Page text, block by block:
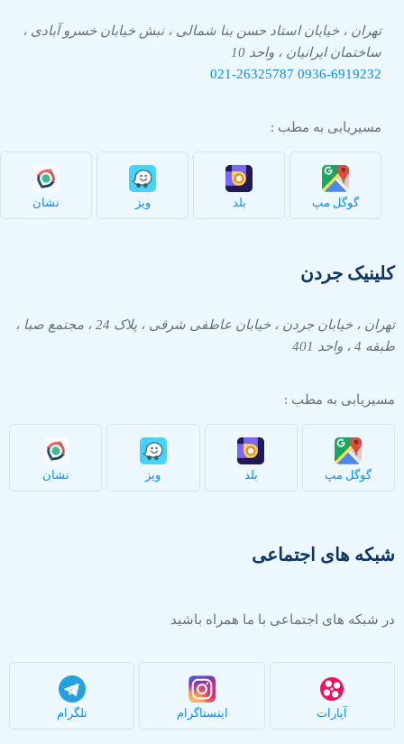
تهران ، خیابان استاد حسن بنا شمالی ، نبش خیابان خسرو آبادی ،
ساختمان ایرانیان ، واحد 10
0936-6919232
021-26325787
مسیریابی به مطب :
گوگل مپ بلد ویز نشان
کلینیک جردن
تهران ، خیابان جردن ، خیابان عاطفی شرقی ، پلاک 24 ، مجتمع صبا ،
طبقه 4 ، واحد 401
مسیریابی به مطب :
گوگل مپ بلد ویز نشان
شبکه های اجتماعی
در شبکه های اجتماعی با ما همراه باشید
آپارات اینستاگرام تلگرام